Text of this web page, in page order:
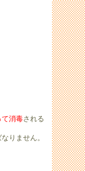
て消毒される
りません。